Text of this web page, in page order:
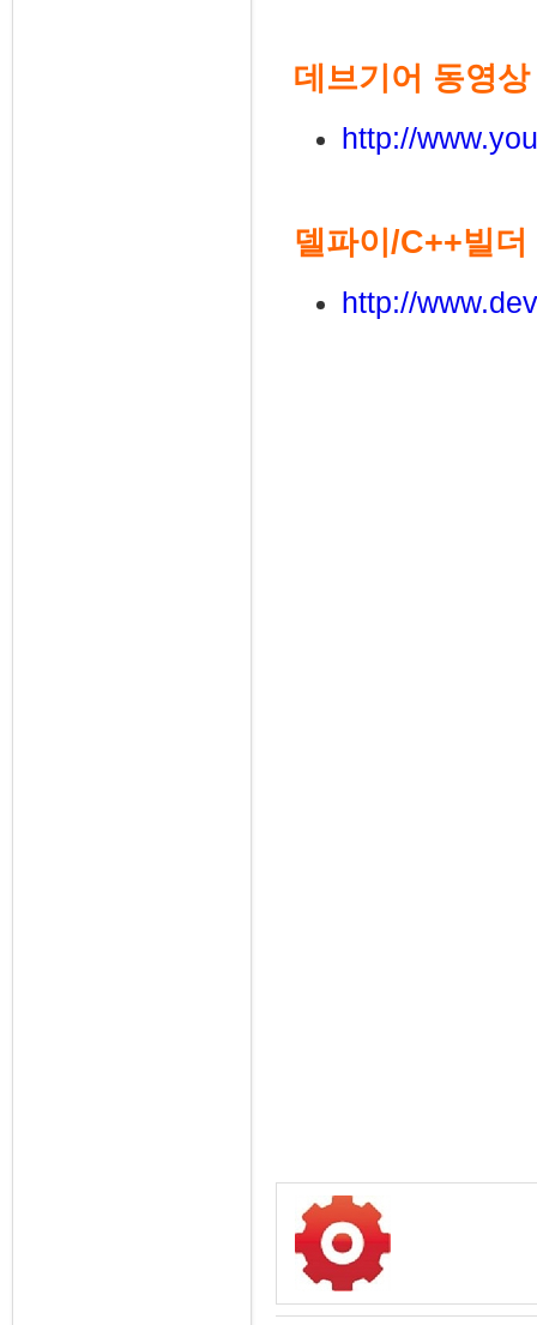
데브기어 동영
http://
델파이/C++빌
http://